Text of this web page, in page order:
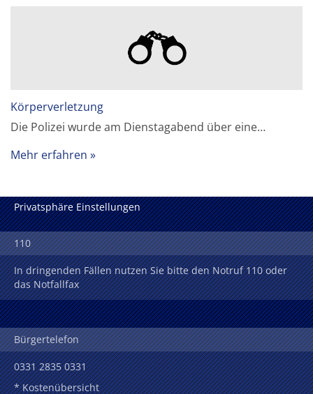
Körperverletzung
Die Polizei wurde am Dienstagabend über eine…
Mehr erfahren
Privatsphäre Einstellungen
110
In dringenden Fällen nutzen Sie bitte den Notruf 110 oder
das Notfallfax
Bürgertelefon
0331 2835 0331
* Kostenübersicht